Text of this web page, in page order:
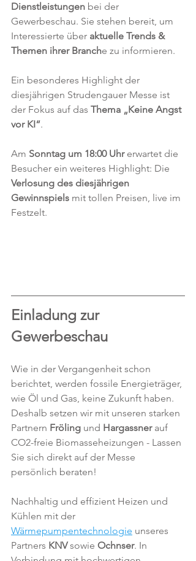
Dienstleistungen bei der
Gewerbeschau. Sie stehen bereit, um
Interessierte über aktuelle Trends &
Themen ihrer Branche zu informieren.
Ein besonderes Highlight der
diesjährigen Strudengauer Messe ist
der Fokus auf das Thema „Keine Angst
vor KI“.
Am Sonntag um 18:00 Uhr erwartet die
Besucher ein weiteres Highlight: Die
Verlosung des diesjährigen
Gewinnspiels mit tollen Preisen, live im
Festzelt.
Einladung zur
Gewerbeschau
Wie in der Vergangenheit schon
berichtet, werden fossile Energieträger,
wie Öl und Gas, keine Zukunft haben.
Deshalb setzen wir mit unseren starken
Partnern Fröling und Hargassner auf
CO2-freie Biomasseheizungen - Lassen
Sie sich direkt auf der Messe
persönlich beraten!
Nachhaltig und effizient Heizen und
Kühlen mit der
Wärmepumpentechnologie unseres
Partners KNV sowie Ochnser. In